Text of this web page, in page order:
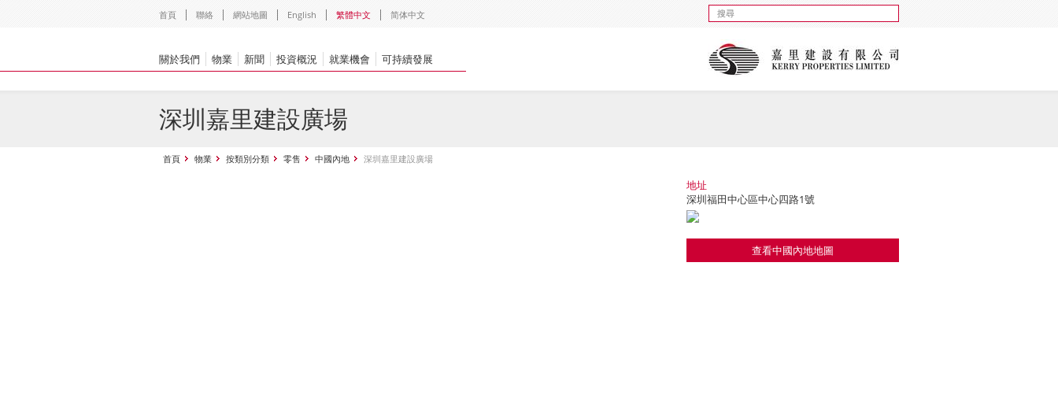
首頁 聯絡 網站地圖 English 繁體中文 简体中文
關於我們 物業 新聞 投資概況 就業機會 可持續發展
深圳嘉里建設廣場
首頁 物業 按類別分類 零售 中國內地 深圳嘉里建設廣場
地址
深圳福田中心區中心四路1號
查看中國內地地圖